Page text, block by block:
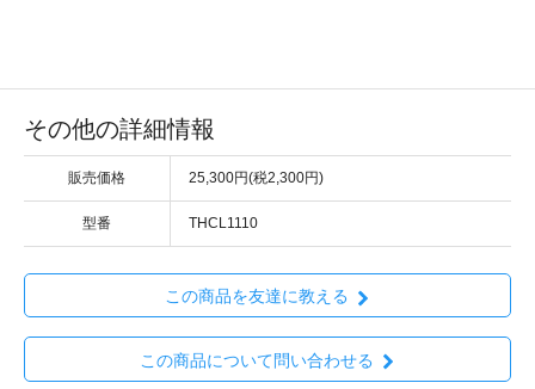
その他の詳細情報
販売価格 25,300円(税2,300円)
型番 THCL1110
この商品を友達に教える
この商品について問い合わせる